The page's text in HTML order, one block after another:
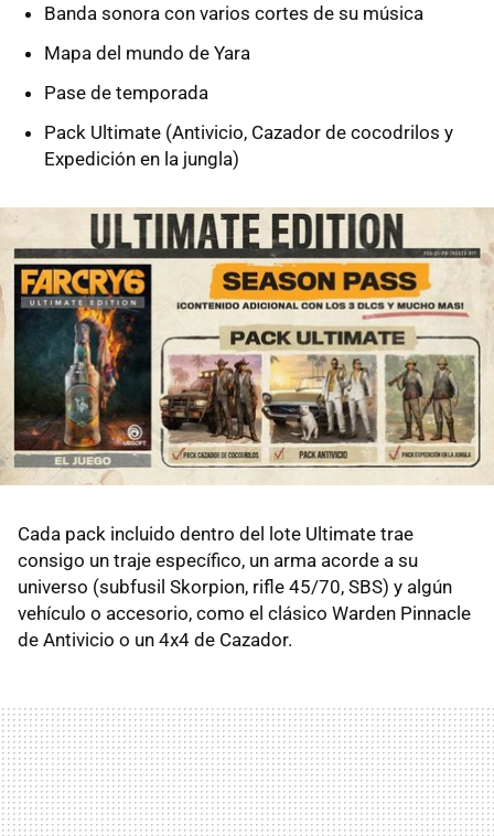
Banda sonora con varios cortes de su música
Mapa del mundo de Yara
Pase de temporada
Pack Ultimate (Antivicio, Cazador de cocodrilos y
Expedición en la jungla)
Cada pack incluido dentro del lote Ultimate trae
consigo un traje específico, un arma acorde a su
universo (subfusil Skorpion, rifle 45/70, SBS) y algún
vehículo o accesorio, como el clásico Warden Pinnacle
de Antivicio o un 4x4 de Cazador.